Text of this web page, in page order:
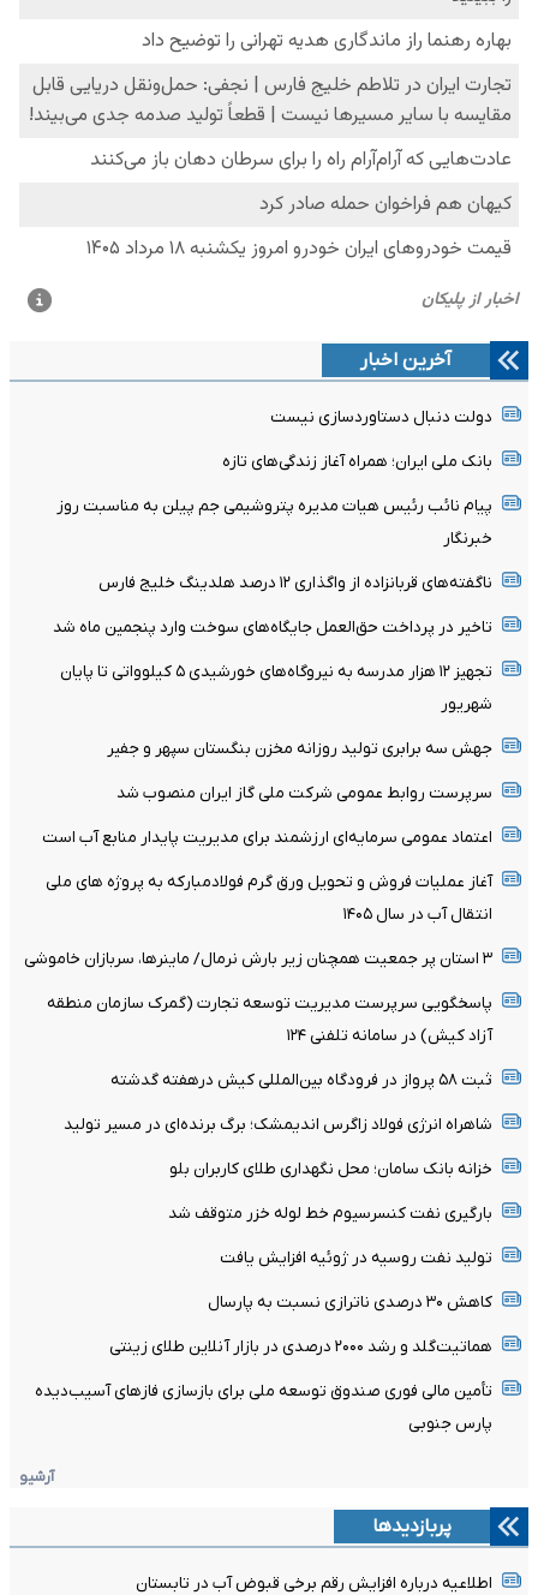
آخرین اخبار
دولت دنبال دستاوردسازی نیست
بانک ملی ایران؛ همراه آغاز زندگی‌های تازه
پیام نائب رئیس هیات مدیره پتروشیمی جم پیلن به مناسبت روز
خبرنگار
ناگفته‌های قربانزاده از واگذاری ۱۲ درصد هلدینگ خلیج فارس
تاخیر در پرداخت حق‌العمل جایگاه‌های سوخت وارد پنجمین ماه شد
تجهیز ۱۲ هزار مدرسه به نیروگاه‌های خورشیدی ۵ کیلوواتی تا پایان
شهریور
جهش سه برابری تولید روزانه مخزن بنگستان سپهر و جفیر
سرپرست روابط عمومی شرکت ملی گاز ایران منصوب شد
اعتماد عمومی سرمایه‌ای ارزشمند برای مدیریت پایدار منابع آب است
آغاز عملیات فروش و تحویل ورق گرم فولادمبارکه به پروژه های ملی
انتقال آب در سال ۱۴۰۵
۳ استان پر جمعیت همچنان زیر بارش نرمال/ ماینرها، سربازان خاموشی
پاسخگویی سرپرست مدیریت توسعه تجارت (گمرک سازمان منطقه
آزاد کیش) در سامانه تلفنی ۱۲۴
ثبت ۵۸ پرواز در فرودگاه بین‌المللی کیش درهفته گدشته
شاهراه انرژی فولاد زاگرس اندیمشک؛ برگ برنده‌ای در مسیر تولید
خزانه بانک سامان؛ محل نگهداری طلای کاربران بلو
بارگیری نفت کنسرسیوم خط لوله خزر متوقف شد
تولید نفت روسیه در ژوئیه افزایش یافت
کاهش ۳۰ درصدی ناترازی نسبت به پارسال
هماتیت‌گلد و رشد ۲۰۰۰ درصدی در بازار آنلاین طلای زینتی
تأمین مالی فوری صندوق توسعه ملی برای بازسازی فازهای آسیب‌دیده
پارس جنوبی
آرشیو
پربازدیدها
اطلاعیه درباره افزایش رقم برخی قبوض آب در تابستان